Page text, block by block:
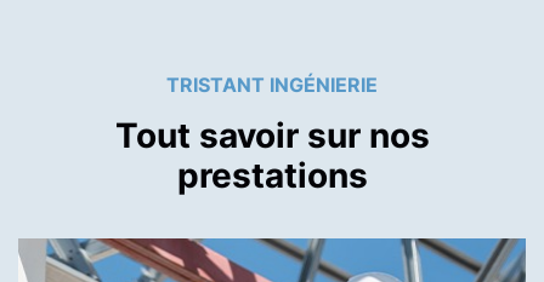
TRISTANT INGÉNIERIE
Tout savoir sur nos
prestations